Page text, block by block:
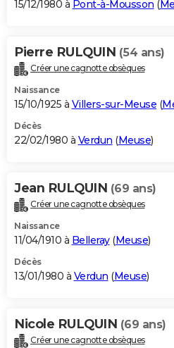
15/12/1980 à Pont-à-Mousson (
Pierre RULQUIN (54 ans)
Créer une cagnotte obsèques
Naissance
15/10/1925 à Villers-sur-Meuse (
Décès
22/02/1980 à Verdun (Meuse)
Jean RULQUIN (69 ans)
Créer une cagnotte obsèques
Naissance
11/04/1910 à Belleray(Meuse)
Décès
13/01/1980 à Verdun (Meuse)
Nicole RULQUIN (69 ans)
Créer une cagnotte obsèques